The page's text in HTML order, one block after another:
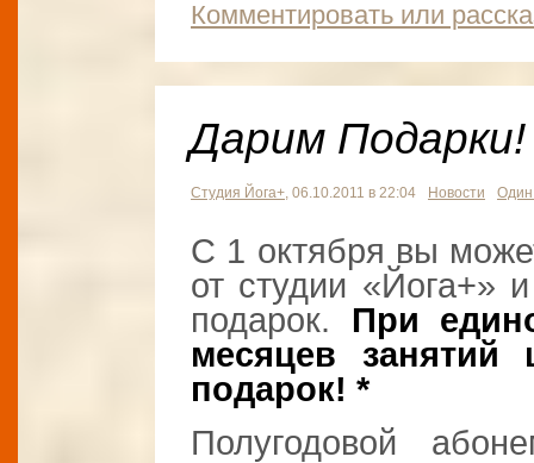
Комментировать или
Дарим Подарки!
Студия Йога+, 06.10.2011 в 22:04 Новости Один
С 1 октября вы
от студии «Йога+»
подарок. При
месяцев
подарок! *
Полугодовой